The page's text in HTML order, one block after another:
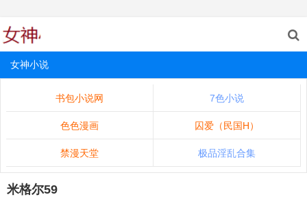
女神小说
书包小说网 7色小说
色色漫画 囚爱（民国H）
禁漫天堂 极品淫乱合集
米格尔59